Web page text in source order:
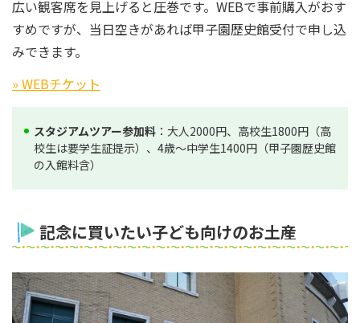
広い観客席を見上げると圧巻です。WEBで事前購入がおす
すめですが、当日空きがあれば甲子園歴史館受付で申し込
みできます。
» WEBチケット
スタジアムツアー参加料 ：大人2000円、高校生1800円（高
校生は要学生証提示）、4歳～中学生1400円（甲子園歴史館
の入館料含）
記念に買いたい子ども向けのお土産